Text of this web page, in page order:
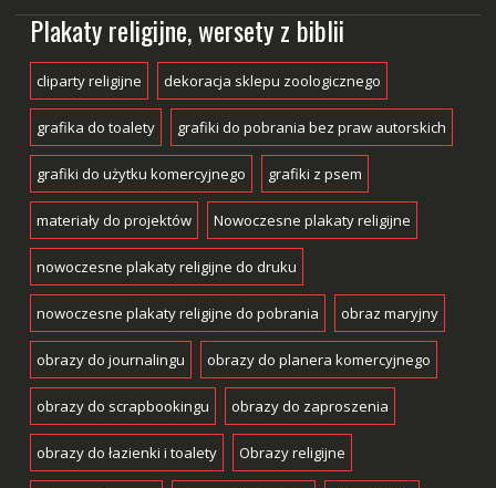
Plakaty religijne, wersety z biblii
cliparty religijne dekoracja sklepu zoologicznego
grafika do toalety grafiki do pobrania bez praw autorskich
grafiki do użytku komercyjnego grafiki z psem
materiały do projektów Nowoczesne plakaty religijne
nowoczesne plakaty religijne do druku
nowoczesne plakaty religijne do pobrania obraz maryjny
obrazy do journalingu obrazy do planera komercyjnego
obrazy do scrapbookingu obrazy do zaproszenia
obrazy do łazienki i toalety Obrazy religijne